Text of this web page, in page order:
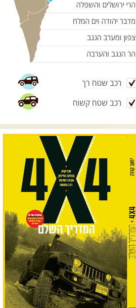
הרי ירושלים והשפלה
מדבר יהודה וים המלח
צפון ומערב הנגב
הר הנגב והערבה
רכב שטח רך
רכב שטח קשוח